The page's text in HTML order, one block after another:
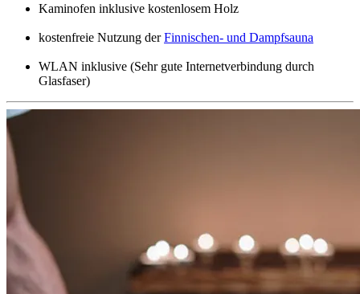
Kaminofen inklusive kostenlosem Holz
kostenfreie Nutzung derFinnischen- und Dampfsauna
WLAN inklusive (Sehr gute Internetverbindung durch
Glasfaser)